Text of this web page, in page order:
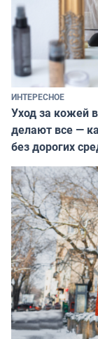
ИНТЕРЕСНОЕ
Уход за кожей
делают все —
без дорогих